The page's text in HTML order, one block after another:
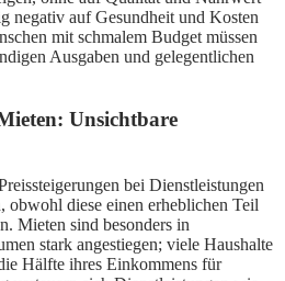
negativ auf Gesundheit und Kosten
mit schmalem Budget müssen
Ausgaben und gelegentlichen
Unsichtbare
bei Dienstleistungen
obwohl diese einen erheblichen Teil
Mieten sind besonders in
stark angestiegen; viele Haushalte
Hälfte ihres Einkommens für